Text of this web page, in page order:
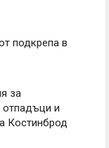
подкрепа в
за
отпадъци и
Костинброд